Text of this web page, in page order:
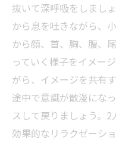
抜いて深呼吸をしまし
から息を吐きながら、
から顔、首、胸、腹、
っていく様子をイメー
がら、イメージを共有
途中で意識が散漫にな
スして戻りましょう。
効果的なリラクゼーシ